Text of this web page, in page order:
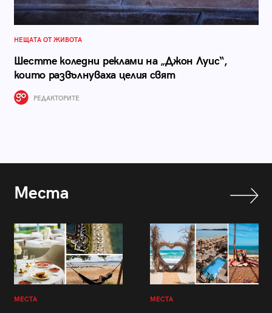
НЕЩАТА ОТ ЖИВОТА
Шестте коледни реклами на „Джон Луис“,
които развълнуваха целия свят
РЕДАКТОРИТЕ
Места
МЕСТА МЕСТА